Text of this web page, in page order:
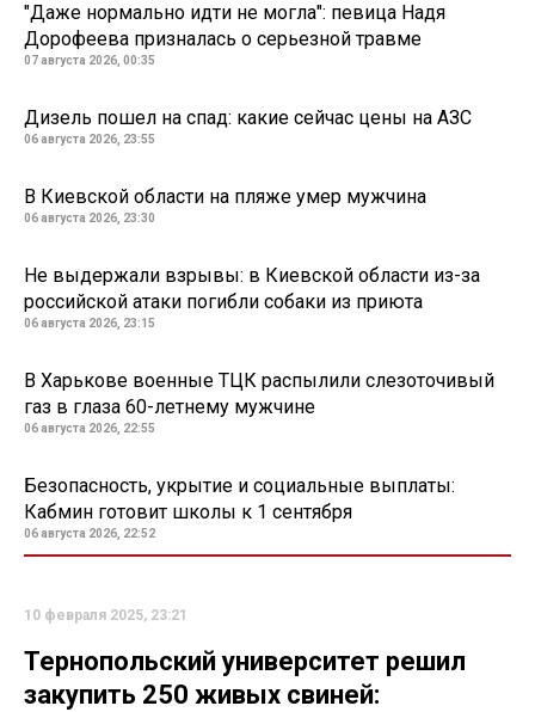
"Даже нормально идти не могла": певица Надя
Дорофеева призналась о серьезной травме
07 августа 2026, 00:35
Дизель пошел на спад: какие сейчас цены на АЗС
06 августа 2026, 23:55
В Киевской области на пляже умер мужчина
06 августа 2026, 23:30
Не выдержали взрывы: в Киевской области из-за
российской атаки погибли собаки из приюта
06 августа 2026, 23:15
В Харькове военные ТЦК распылили слезоточивый
газ в глаза 60-летнему мужчине
06 августа 2026, 22:55
Безопасность, укрытие и социальные выплаты:
Кабмин готовит школы к 1 сентября
06 августа 2026, 22:52
10 февраля 2025, 23:21
Тернопольский университет решил
закупить 250 живых свиней: